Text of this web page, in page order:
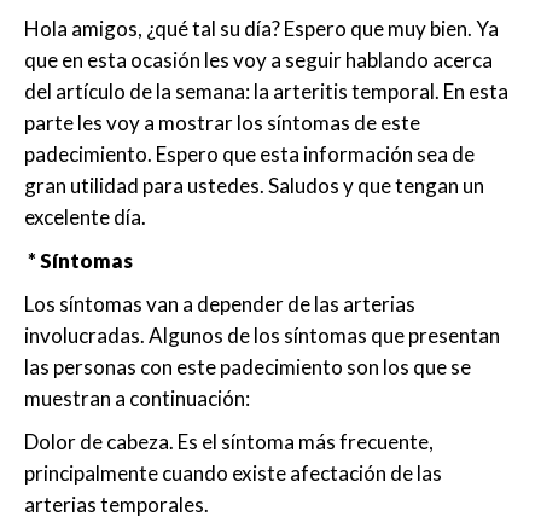
Hola amigos, ¿qué tal su día? Espero que muy bien. Ya
que en esta ocasión les voy a seguir hablando acerca
del artículo de la semana: la arteritis temporal. En esta
parte les voy a mostrar los síntomas de este
padecimiento. Espero que esta información sea de
gran utilidad para ustedes. Saludos y que tengan un
excelente día.
* Síntomas
Los síntomas van a depender de las arterias
involucradas. Algunos de los síntomas que presentan
las personas con este padecimiento son los que se
muestran a continuación:
Dolor de cabeza. Es el síntoma más frecuente,
principalmente cuando existe afectación de las
arterias temporales.